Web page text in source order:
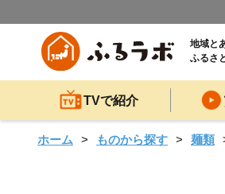
地域と
ふるさ
TVで紹介
ホーム ものから探す 麺類